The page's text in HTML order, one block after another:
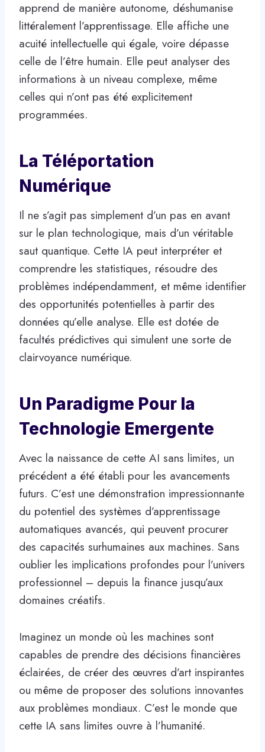
apprend de manière autonome, déshumanise
littéralement l’apprentissage. Elle affiche une
acuité intellectuelle qui égale, voire dépasse
celle de l’être humain. Elle peut analyser des
informations à un niveau complexe, même
celles qui n’ont pas été explicitement
programmées.
La Téléportation
Numérique
Il ne s’agit pas simplement d’un pas en avant
sur le plan technologique, mais d’un véritable
saut quantique. Cette IA peut interpréter et
comprendre les statistiques, résoudre des
problèmes indépendamment, et même identifier
des opportunités potentielles à partir des
données qu’elle analyse. Elle est dotée de
facultés prédictives qui simulent une sorte de
clairvoyance numérique.
Un Paradigme Pour la
Technologie Emergente
Avec la naissance de cette AI sans limites, un
précédent a été établi pour les avancements
futurs. C’est une démonstration impressionnante
du potentiel des systèmes d’apprentissage
automatiques avancés, qui peuvent procurer
des capacités surhumaines aux machines. Sans
oublier les implications profondes pour l’univers
professionnel – depuis la finance jusqu’aux
domaines créatifs.
Imaginez un monde où les machines sont
capables de prendre des décisions financières
éclairées, de créer des œuvres d’art inspirantes
ou même de proposer des solutions innovantes
aux problèmes mondiaux. C’est le monde que
cette IA sans limites ouvre à l’humanité.